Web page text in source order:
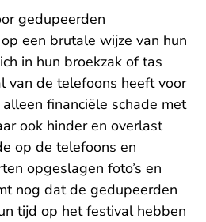
gedupeerden
een brutale wijze van hun
in hun broekzak of tas
van de telefoons heeft voor
financiële schade met
ook hinder en overlast
op de telefoons en
opgeslagen foto’s en
nog dat de gedupeerden
tijd op het festival hebben